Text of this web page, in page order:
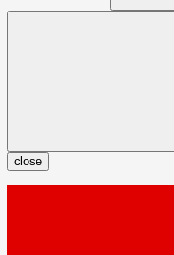
close